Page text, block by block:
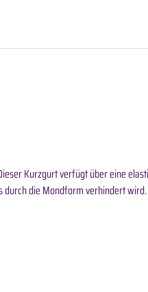
Kurzgurt verfügt über eine
durch die Mondform verhindert wird.